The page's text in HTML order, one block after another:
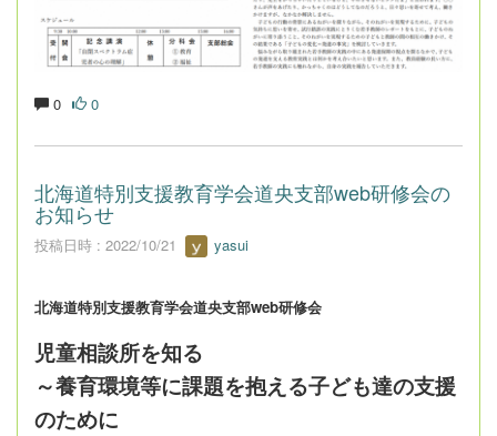
0 0
北海道特別支援教育学会道央支部web研修会の
お知らせ
投稿日時 : 2022/10/21 yasui
北海道特別支援教育学会道央支部web研修会
児童相談所を知る
～養育環境等に課題を抱える子ども達の支援
のために